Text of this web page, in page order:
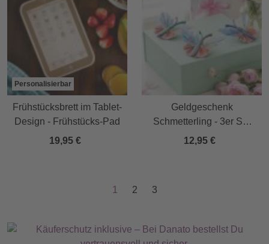
Personalisierbar
Frühstücksbrett im Tablet-
Design - Frühstücks-Pad
19,95 €
Geldgeschenk
Schmetterling - 3er Set
Geschenkverpackung für
12,95 €
1 2 3